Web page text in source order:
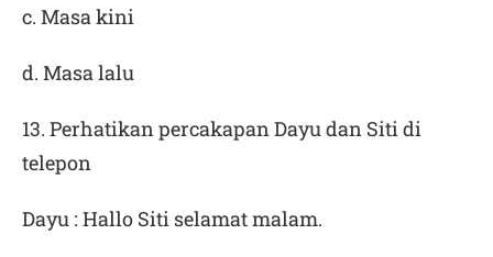
c. Masa kini
d. Masa lalu
13. Perhatikan percakapan Dayu dan Siti di
telepon
Dayu : Hallo Siti selamat malam.